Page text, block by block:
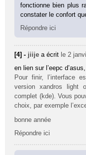
fonctionne bien plus
constater le confort
Répondre ici
[4] - jiije a écrit le 2
en lien sur l’eepc
Pour finir, l’interface
version xandros light
complet (kde). Vous
choix, par exemple
bonne année
Répondre ici